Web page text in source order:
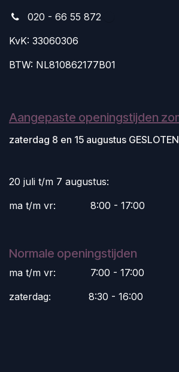
020 - 66 55 872
KvK: 33060306
BTW: NL810862177B01
Aangepaste openingstijden
zaterdag 8 en 15 augustus GESLOTEN
20 juli t/m 7 augustus:
ma t/m vr:
​8:00 - 17:00
Normale openingstijden
ma t/m vr:
​7:00 - 17:00
zaterdag:
​8:30 - 16:00